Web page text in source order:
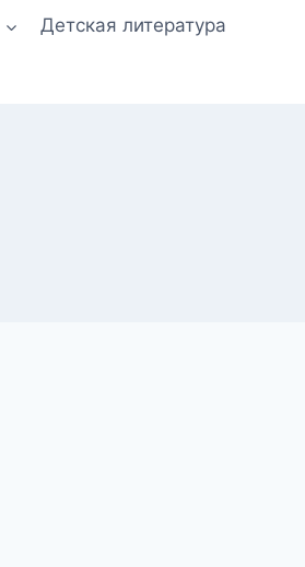
Детская литература